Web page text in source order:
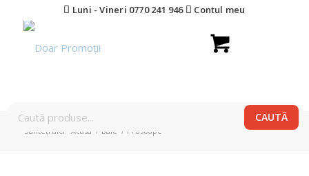
Luni - Vineri 0770 241 946 Contul meu
Sunteți aici: Acasa / Baie / Prosoape